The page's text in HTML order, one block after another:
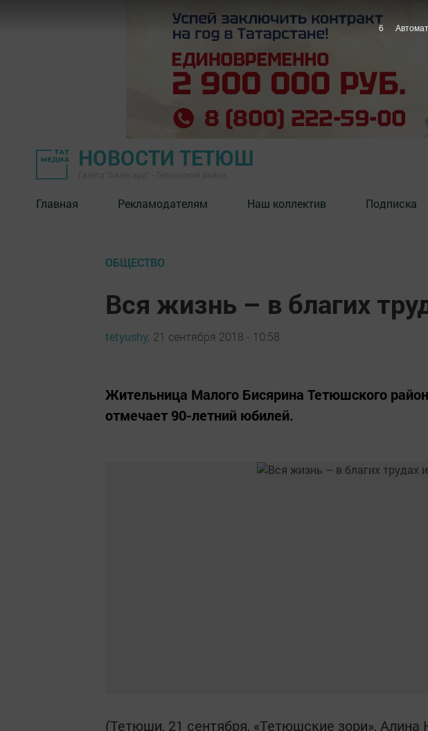
НОВОСТИ ТЕТЮШ
Главная Рекламодателям Наш коллектив Подписка
ОБЩЕСТВО
Вся жизнь – в благих
tetyushy, 21 сентября 2018 - 10:58
Жительница Малого Бисярина Тетюшского
отмечает 90-летний юбилей.
(Тетюши, 21 сентября, «Тетюшские зори»,
4